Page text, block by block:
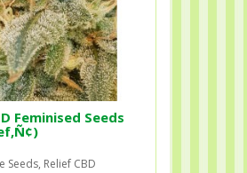
Feminised Seeds
Seeds, Relief CBD